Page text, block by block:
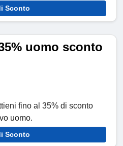
Sconto
uomo sconto
fino al 35% di sconto
uomo.
Sconto